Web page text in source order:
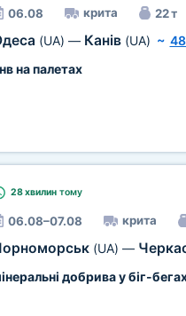
06.08 крита 22 т
(UA) — Канів (UA) ~
на палетах
28 хвилинтому
06.08–07.08 крита
(UA) —
добрива у біг-